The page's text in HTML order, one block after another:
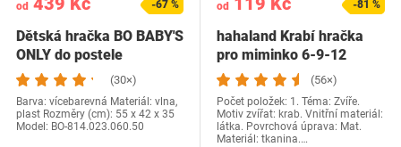
od -67 %
Dětská hračka BO BABY'S
ONLY do postele
(30×)
Barva: vícebarevná Materiál: vlna,
plast Rozměry (cm): 55 x 42 x 35
Model: ‎BO-814.023.060.50
od -81 %
hahaland Krabí hračka
pro miminko 6-9-12
měsíců, hudební…
(56×)
Počet položek: 1. Téma: Zvíře.
Motiv zvířat: krab. Vnitřní materiál:
látka. Povrchová úprava: Mat.
Materiál: tkanina.…